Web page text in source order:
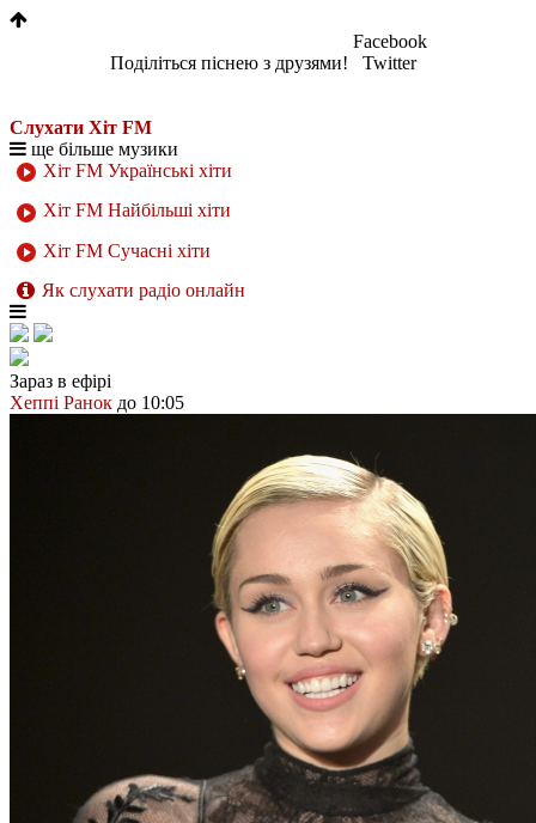
Поділіться піснею з друзями!
Facebook
Twitter
Слухати Хіт FM
ще більше музики
Хіт FM Українські хіти
Хіт FM Найбільші хіти
Хіт FM Сучасні хіти
Як слухати радіо онлайн
Зараз в ефірі
Хеппі Ранок до 10:05